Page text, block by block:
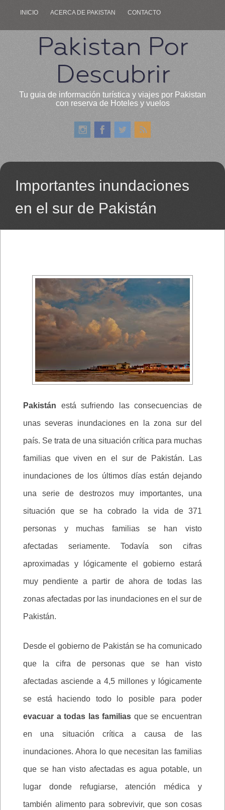
INICIO ACERCA DE PAKISTAN CONTACTO
Pakistan Por
Descubrir
Tu guia de información turística y viajes por Pakistan
con reserva de Hoteles y vuelos
Importantes inundaciones
en el sur de Pakistán
Pakistán está sufriendo las consecuencias de
unas severas inundaciones en la zona sur del
país. Se trata de una situación crítica para muchas
familias que viven en el sur de Pakistán. Las
inundaciones de los últimos días están dejando
una serie de destrozos muy importantes, una
situación que se ha cobrado la vida de 371
personas y muchas familias se han visto
afectadas seriamente. Todavía son cifras
aproximadas y lógicamente el gobierno estará
muy pendiente a partir de ahora de todas las
zonas afectadas por las inundaciones en el sur de
Pakistán.
Desde el gobierno de Pakistán se ha comunicado
que la cifra de personas que se han visto
afectadas asciende a 4,5 millones y lógicamente
se está haciendo todo lo posible para poder
evacuar a todas las familias que se encuentran
en una situación crítica a causa de las
inundaciones. Ahora lo que necesitan las familias
que se han visto afectadas es agua potable, un
lugar donde refugiarse, atención médica y
también alimento para sobrevivir, que son cosas